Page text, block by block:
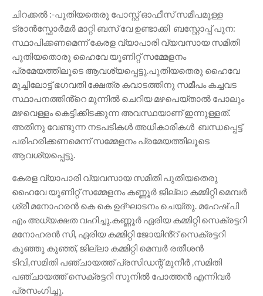
ചിറക്കൽ :-പുതിയതെരു പോസ്റ്റ് ഓഫീസ് സമീപമുള്ള
ട്രാൻസ്ഫോർമർ മാറ്റി ബസ് വേ ഉണ്ടാക്കി ബസ്റ്റോപ്പ് പുന:
സ്ഥാപിക്കണമെന്ന് കേരള വ്യാപാരി വ്യവസായ സമിതി
പുതിയതൊരു ഹൈവേ യൂണിറ്റ് സമ്മേളനം
പ്രമേയത്തിലൂടെ ആവശ്യപ്പെട്ടു.പുതിയതെരു ഹൈവേ
മുച്ചിലോട്ട് ഭഗവതി ക്ഷേത്ര കവാടത്തിനു സമീപം കച്ചവട
സ്ഥാപനത്തിൻ്റെ മുന്നിൽ ചെറിയ മഴപെയ്താൽ പോലും
മഴവെള്ളം കെട്ടിക്കിടക്കുന്ന അവസ്ഥയാണ് ഇന്നുള്ളത്.
അതിനു വേണ്ടുന്ന നടപടികൾ അധികാരികൾ ബന്ധപ്പെട്ട്
പരിഹരിക്കണമെന്ന് സമ്മേളനം പ്രമേയത്തിലൂടെ
ആവശ്യപ്പെട്ടു.
കേരള വ്യാപാരി വ്യവസായ സമിതി പുതിയതെരു
ഹൈവേ യൂണിറ്റ് സമ്മേളനം കണ്ണൂർ ജില്ലാ കമ്മിറ്റി മെമ്പർ
ശ്രീ മനോഹരൻ കെ കെ ഉദ്ഘാടനം ചെയ്തു. മഹേഷ് പി
എം അധ്യക്ഷത വഹിച്ചു.കണ്ണൂർ ഏരിയ കമ്മിറ്റി സെക്രട്ടറി
മനോഹരൻ സി, ഏരിയ കമ്മിറ്റി ജോയിൻ്റ് സെക്രട്ടറി
കുഞ്ഞു കുഞ്ഞ്, ജില്ലാ കമ്മിറ്റി മെമ്പർ രതീശൻ
ടിവി,സമിതി പഞ്ചായത്ത് പ്രസിഡന്റ് മുനീർ ,സമിതി
പഞ്ചായത്ത് സെക്രട്ടറി സുനിൽ പോത്തൻ എന്നിവർ
പ്രസംഗിച്ചു.